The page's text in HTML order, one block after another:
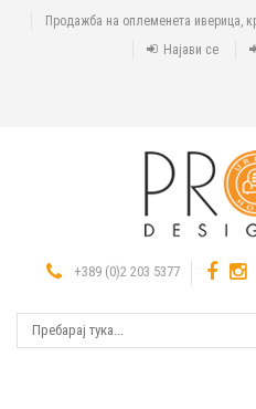
Продажба на оплеменета иверица,
Најави се
+389 (0)2 203 5377